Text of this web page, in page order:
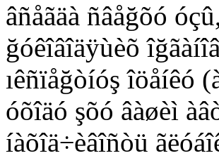
âñåãäà ñâåğõó
ğóêîâîäÿùèõ
ıêñïåğòíóş îöåíêó
óõîäó şõó âàøèì
íàõîä÷èâîñòü